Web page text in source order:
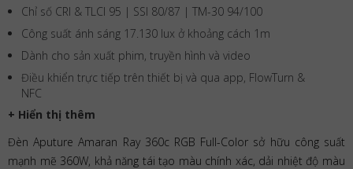
Chỉ số CRI & TLCI 95 | SSI 80/87 | TM-30 94/100
Công suất ánh sáng 17.130 lux ở khoảng cách 1m
Dành cho sản xuất phim, truyền hình và video
Điều khiển trực tiếp trên thiết bị và qua app, FlowTurn &
NFC
+ Hiển thị thêm
Đèn Aputure Amaran Ray 360c RGB Full-Color sở hữu công suất
mạnh mẽ 360W, khả năng tái tạo màu chính xác, dải nhiệt độ màu